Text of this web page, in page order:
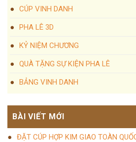
CÚP VINH DANH
PHA LÊ 3D
KỶ NIỆM CHƯƠNG
QUÀ TẶNG SỰ KIỆN PHA LÊ
BẢNG VINH DANH
BÀI VIẾT MỚI
ĐẶT CÚP HỢP KIM GIAO TOÀN